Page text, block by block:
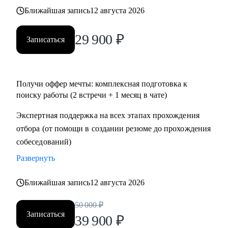
• Тем, кто хочет перейти в IT и аналитику из смежной
• Всем IT-специалистам, которые хотят релоцироваться в
Испанию и работать удаленно
Ближайшая запись12 августа 2026
Записаться 29 900 ₽
Получи оффер мечты: комплексная подготовка к
поиску работы (2 встречи + 1 месяц в чате)
Экспертная поддержка на всех этапах прохождения
отбора (от помощи в создании резюме до прохождения
собеседований)
Развернуть
Ближайшая запись12 августа 2026
Записаться
50 000 ₽
39 900 ₽